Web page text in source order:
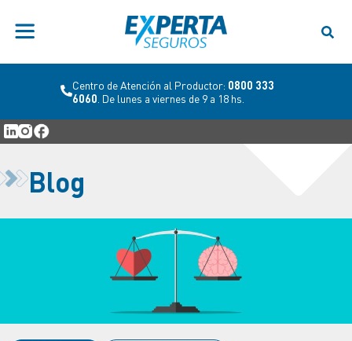
Centro de Atención al Productor: 0800 333
6060 . De lunes a viernes de 9 a 18 hs.
Blog